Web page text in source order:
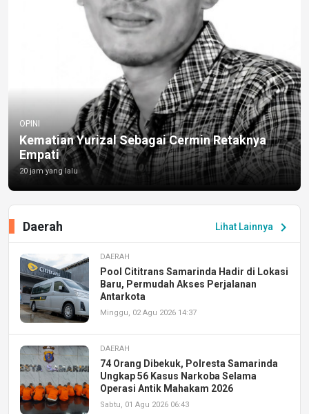
OPINI
Kematian Yurizal Sebagai Cermin Retaknya
Empati
20 jam yang lalu
Lihat Lainnya chevron_right
Daerah
DAERAH
Pool Cititrans Samarinda Hadir di Lokasi
Baru, Permudah Akses Perjalanan
Antarkota
Minggu, 02 Agu 2026 14:37
DAERAH
74 Orang Dibekuk, Polresta Samarinda
Ungkap 56 Kasus Narkoba Selama
Operasi Antik Mahakam 2026
Sabtu, 01 Agu 2026 06:43